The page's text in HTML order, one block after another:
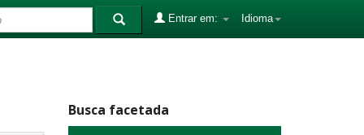
Idioma
Entrar em:
Busca facetada